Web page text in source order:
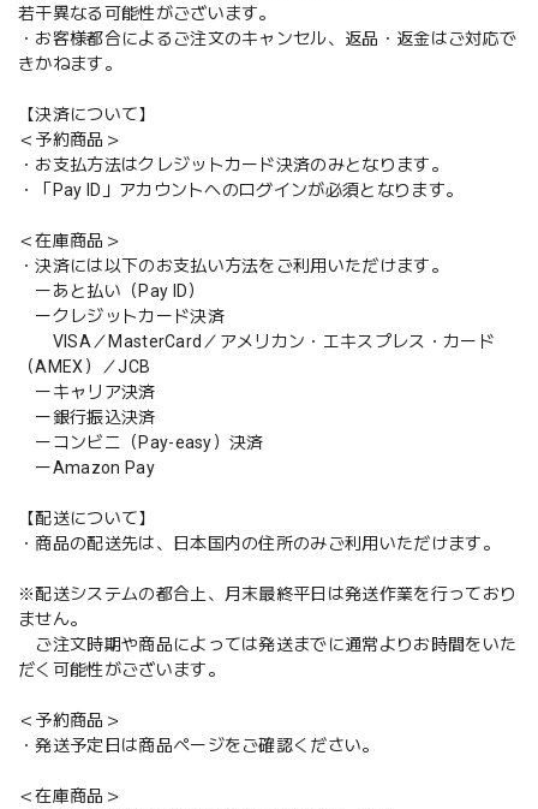
若干異なる可能性がございます。
・お客様都合によるご注文のキャンセル、返品・返金はご対応で
きかねます。
【決済について】
＜予約商品＞
・お支払方法はクレジットカード決済のみとなります。
・「Pay ID」アカウントへのログインが必須となります。
＜在庫商品＞
・決済には以下のお支払い方法をご利用いただけます。
ーあと払い（Pay ID）
ークレジットカード決済
VISA／MasterCard／アメリカン・エキスプレス・カード
（AMEX）／JCB
ーキャリア決済
ー銀行振込決済
ーコンビニ（Pay-easy）決済
ーAmazon Pay
【配送について】
・商品の配送先は、日本国内の住所のみご利用いただけます。
※配送システムの都合上、月末最終平日は発送作業を行っており
ません。
ご注文時期や商品によっては発送までに通常よりお時間をいた
だく可能性がございます。
＜予約商品＞
・発送予定日は商品ページをご確認ください。
＜在庫商品＞